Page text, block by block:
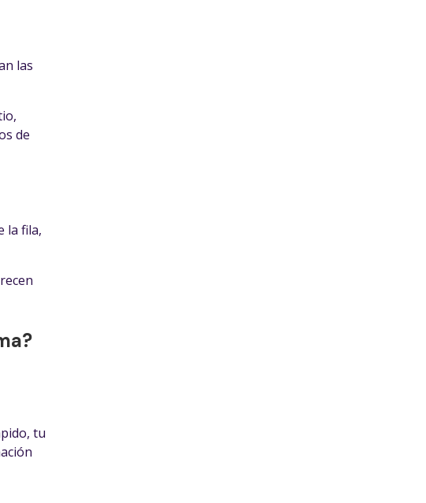
las
de
la fila,
tu